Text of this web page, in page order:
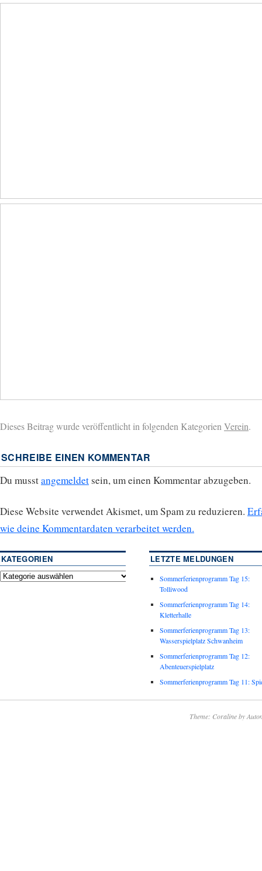
Dieses Beitrag wurde veröffentlicht in folgenden KategorienVerein.
SCHREIBE EINEN KOMMENTAR
Du musstangemeldet sein, um einen Kommentar abzugeben.
Diese Website verwendet Akismet, um Spam zu reduzieren.
wie deine Kommentardaten verarbeitet werden.
KATEGORIEN LETZTE MELDUNGEN
Sommerferienprogramm Tag 15:
Tolliwood
Sommerferienprogramm Tag 14:
Kletterhalle
Sommerferienprogramm Tag 13:
Wasserspielplatz Schwanheim
Sommerferienprogramm Tag 12:
Abenteuerspielplatz
Sommerferienprogramm Tag 11:
Theme: Coraline by